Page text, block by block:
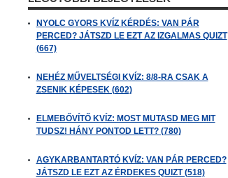
NYOLC GYORS KVÍZ KÉRDÉS: VAN PÁR
PERCED? JÁTSZD LE EZT AZ IZGALMAS QUIZT
(667)
NEHÉZ MŰVELTSÉGI KVÍZ: 8/8-RA CSAK A
ZSENIK KÉPESEK (602)
ELMEBŐVÍTŐ KVÍZ: MOST MUTASD MEG MIT
TUDSZ! HÁNY PONTOD LETT? (780)
AGYKARBANTARTÓ KVÍZ: VAN PÁR PERCED?
JÁTSZD LE EZT AZ ÉRDEKES QUIZT (518)